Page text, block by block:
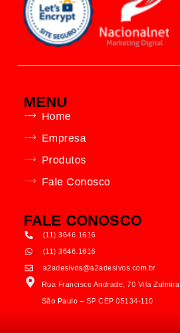
MENU
Home
Empresa
Produtos
Fale Conosco
FALE CONOSCO
(11) 3646.1616
(11) 3646.1616
a2adesivos@a2adesivos.com.br
Rua Francisco Andrade, 70 Vila Zulmira
São Paulo – SP CEP 05134-110